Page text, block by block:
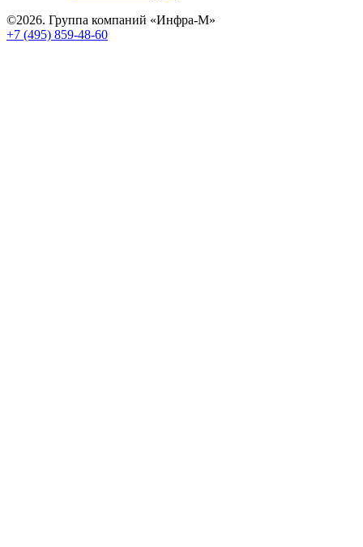
©2026. Группа компаний «Инфра-М»
+7 (495) 859-48-60